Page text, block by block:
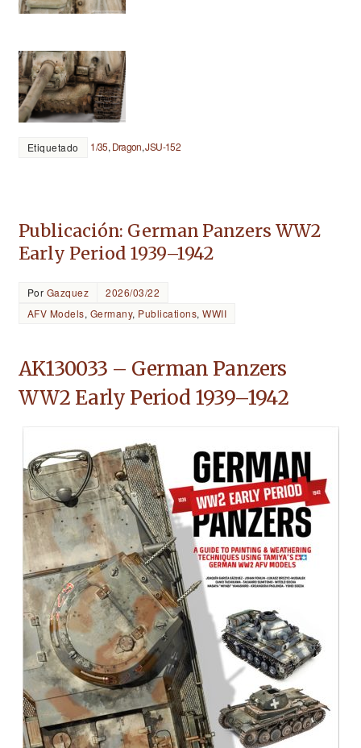
Etiquetado 1/35, Dragon,JSU-152
Publicación: German Panzers WW2
Early Period 1939–1942
Por Gazquez
2026/03/22
AFV Models, Germany, Publications,WWII
AK130033 – German Panzers
WW2 Early Period 1939–1942